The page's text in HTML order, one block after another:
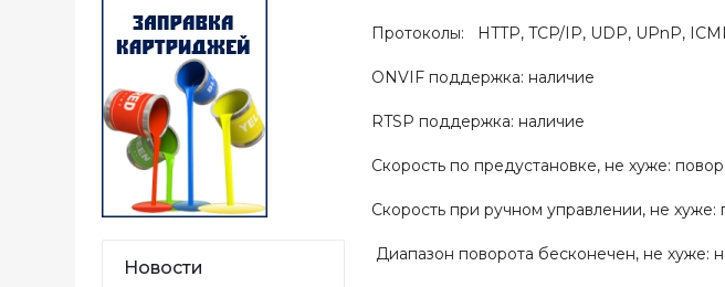
Новости
Протоколы: HTTP, TCP/IP, UDP, UPnP,
ONVIF поддержка: наличие
RTSP поддержка: наличие
Скорость по предустановке, не хуже:
Скорость при ручном управлении, не
Диапазон поворота бесконечен, не хуже: